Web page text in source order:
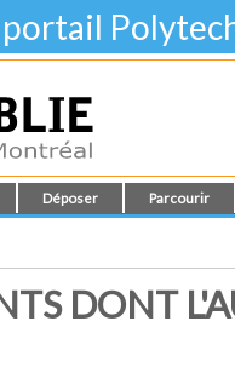
portail
Déposer Parcourir
DONT